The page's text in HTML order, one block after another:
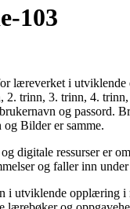
103
læreverket i
2. trinn, 3. trinn, 4.
og passord.
Bilder er samme.
digitale ressurser er
og faller inn
i utviklende opplæring i